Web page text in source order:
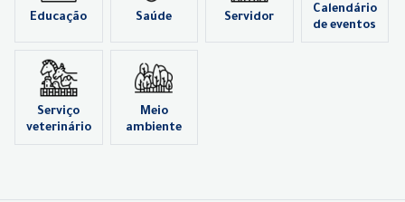
Educação Saúde Servidor
Calendário
de eventos
Serviço
veterinário
Meio
ambiente